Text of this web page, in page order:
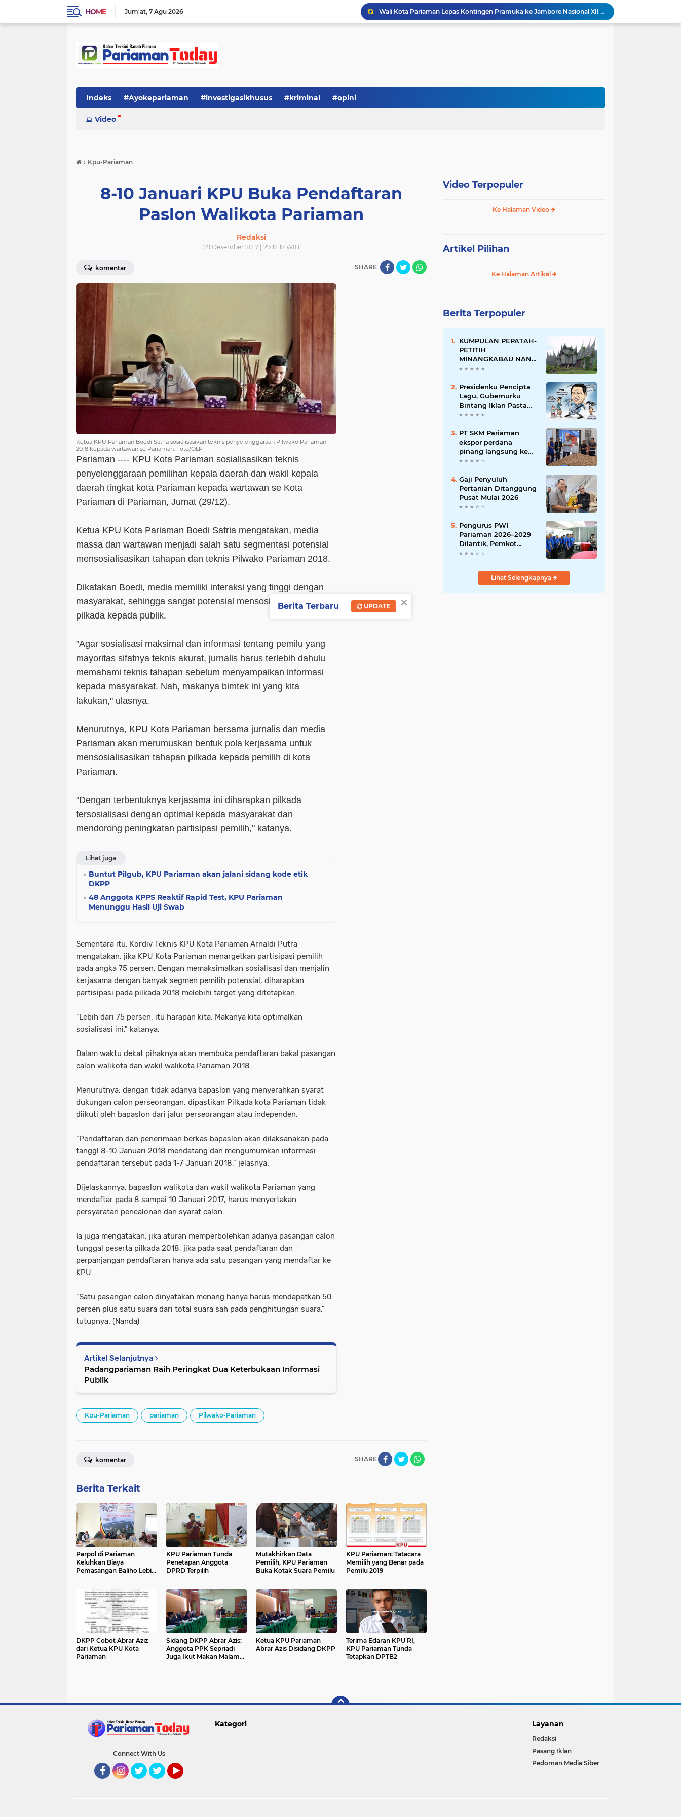
HOME Jum'at 7 Agu 2026
Wali Kota Pariaman Lepas Kontingen Pramuka ke Jambore Nasional XII di Cibubur
Wali Kota Pariaman Hadiri Penguatan Relawan Pancasila, Tekankan Implementasi Nilai Pancasila dalam Pelayanan Publik
Tingkatkan Mutu Pelayanan, Pemko Pariaman Gandeng RSUP Dr. M. Djamil Padang
Indeks #Ayokepariaman #investigasikhusus #kriminal #opini
Video
› Kpu-Pariaman
8-10 Januari KPU Buka Pendaftaran
Paslon Walikota Pariaman
Redaksi
29 Desember 2017 | 29.12.17 WIB
komentar SHARE
Ketua KPU Pariaman Boedi Satria sosialisasikan teknis penyelenggaraan Pilwako Pariaman
2018 kepada wartawan se Pariaman. Foto/OLP
Pariaman ---- KPU Kota Pariaman sosialisasikan teknis
penyelenggaraan pemilihan kepala daerah dan wakil kepala
daerah tingkat kota Pariaman kepada wartawan se Kota
Pariaman di Pariaman, Jumat (29/12).
Ketua KPU Kota Pariaman Boedi Satria mengatakan, media
massa dan wartawan menjadi salah satu segmentasi potensial
mensosialisasikan tahapan dan teknis Pilwako Pariaman 2018.
Dikatakan Boedi, media memiliki interaksi yang tinggi dengan
masyarakat, sehingga sangat potensial mensosialisasikan
pilkada kepada publik.
"Agar sosialisasi maksimal dan informasi tentang pemilu yang
mayoritas sifatnya teknis akurat, jurnalis harus terlebih dahulu
memahami teknis tahapan sebelum menyampaikan informasi
kepada masyarakat. Nah, makanya bimtek ini yang kita
lakukan," ulasnya.
Menurutnya, KPU Kota Pariaman bersama jurnalis dan media
Pariaman akan merumuskan bentuk pola kerjasama untuk
mensosialisasikan tahapan pilkada kepada pemilih di kota
Pariaman.
"Dengan terbentuknya kerjasama ini diharapkan pilkada
tersosialisasi dengan optimal kepada masyarakat dan
mendorong peningkatan partisipasi pemilih," katanya.
Lihat juga
Buntut Pilgub, KPU Pariaman akan jalani sidang kode etik
DKPP
48 Anggota KPPS Reaktif Rapid Test, KPU Pariaman
Menunggu Hasil Uji Swab
Sementara itu, Kordiv Teknis KPU Kota Pariaman Arnaldi Putra
mengatakan, jika KPU Kota Pariaman menargetkan partisipasi pemilih
pada angka 75 persen. Dengan memaksimalkan sosialisasi dan menjalin
kerjasama dengan banyak segmen pemilih potensial, diharapkan
partisipasi pada pilkada 2018 melebihi target yang ditetapkan.
"Lebih dari 75 persen, itu harapan kita. Makanya kita optimalkan
sosialisasi ini," katanya.
Dalam waktu dekat pihaknya akan membuka pendaftaran bakal pasangan
calon walikota dan wakil walikota Pariaman 2018.
Menurutnya, dengan tidak adanya bapaslon yang menyerahkan syarat
dukungan calon perseorangan, dipastikan Pilkada kota Pariaman tidak
diikuti oleh bapaslon dari jalur perseorangan atau independen.
"Pendaftaran dan penerimaan berkas bapaslon akan dilaksanakan pada
tanggl 8-10 Januari 2018 mendatang dan mengumumkan informasi
pendaftaran tersebut pada 1-7 Januari 2018," jelasnya.
Dijelaskannya, bapaslon walikota dan wakil walikota Pariaman yang
mendaftar pada 8 sampai 10 Januari 2017, harus menyertakan
persyaratan pencalonan dan syarat calon.
Ia juga mengatakan, jika aturan memperbolehkan adanya pasangan calon
tunggal peserta pilkada 2018, jika pada saat pendaftaran dan
perpanjangan pendaftaran hanya ada satu pasangan yang mendaftar ke
KPU.
"Satu pasangan calon dinyatakan menang hanya harus mendapatkan 50
persen plus satu suara dari total suara sah pada penghitungan suara,"
tutupnya. (Nanda)
Artikel Selanjutnya
Padangpariaman Raih Peringkat Dua Keterbukaan Informasi
Publik
Kpu-Pariaman pariaman Pilwako-Pariaman
SHARE
komentar
Berita Terkait
Parpol di Pariaman
Keluhkan Biaya
Pemasangan Baliho Lebih
KPU Pariaman Tunda
Penetapan Anggota
DPRD Terpilih
Mutakhirkan Data
Pemilih, KPU Pariaman
Buka Kotak Suara Pemilu
KPU Pariaman: Tatacara
Memilih yang Benar pada
Pemilu 2019
DKPP Cobot Abrar Aziz
dari Ketua KPU Kota
Pariaman
Sidang DKPP Abrar Azis:
Anggota PPK Sepriadi
Juga Ikut Makan Malam
Ketua KPU Pariaman
Abrar Azis Disidang DKPP
Terima Edaran KPU RI,
KPU Pariaman Tunda
Tetapkan DPTB2
Video Terpopuler
Ke Halaman Video
Artikel Pilihan
Ke Halaman Artikel
Berita Terpopuler
KUMPULAN PEPATAH-
PETITIH
MINANGKABAU NAN
ELOK
Presidenku Pencipta
Lagu, Gubernurku
Bintang Iklan Pasta
Gigi
PT SKM Pariaman
ekspor perdana
pinang langsung ke
India
Gaji Penyuluh
Pertanian Ditanggung
Pusat Mulai 2026
Pengurus PWI
Pariaman 2026–2029
Dilantik, Pemkot
Tekankan Sinergi dan
Lihat Selengkapnya
Connect With Us
Kategori Layanan
Redaksi
Pasang Iklan
Pedoman Media Siber
×
Berita Terbaru UPDATE